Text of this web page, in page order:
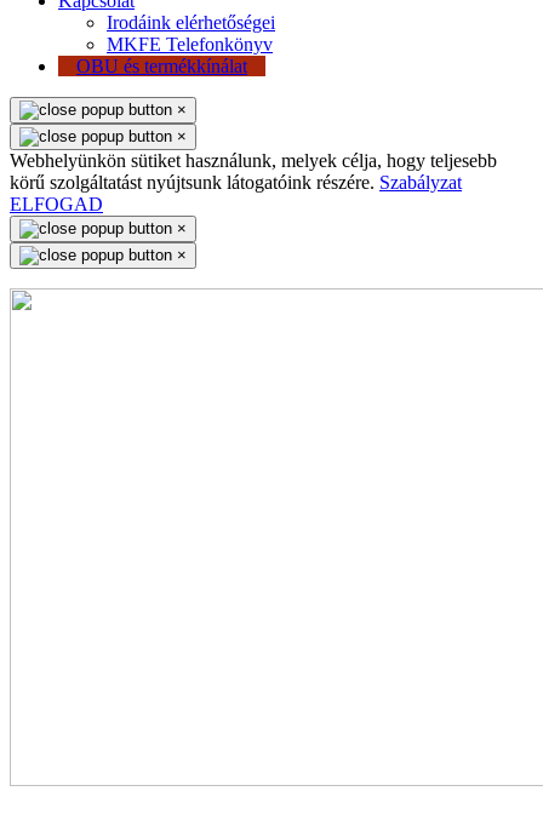
Irodáink elérhetőségei
MKFE Telefonkönyv
OBU és termékkínálat
×
×
Webhelyünkön sütiket használunk, melyek célja, hogy teljesebb
körű szolgáltatást nyújtsunk látogatóink részére. Szabályzat
ELFOGAD
×
×